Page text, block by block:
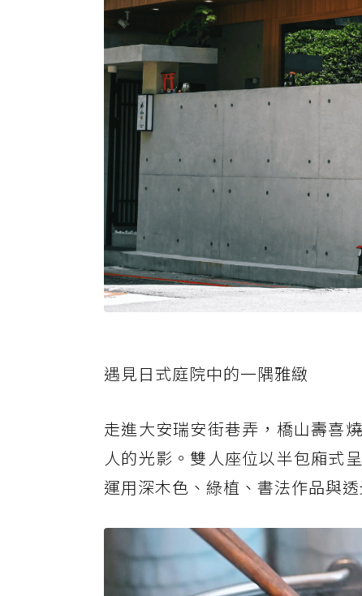
遇見日式庭院中的一隅雅緻
走進大安瑞安街巷弄，橋山壽喜
人的光影。雙人座位以半包廂式
運用深木色、綠植、書法作品與